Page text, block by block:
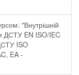
"Внутрішній
ДСТУ EN ISO/IEC
ISO
EA -